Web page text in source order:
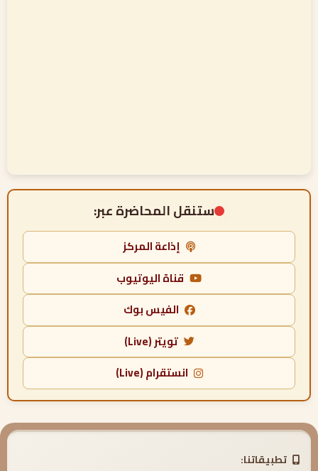
ستنقل المحاضرة عبر:
إذاعة المركز
قناة اليوتيوب
الفيس بوك
تويتر (Live)
انستقرام (Live)
تطبيقاتنا: